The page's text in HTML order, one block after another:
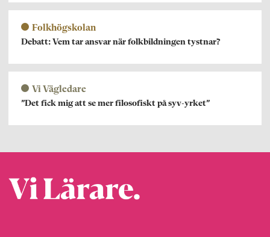
Folkhögskolan
Debatt: Vem tar ansvar när folkbildningen tystnar?
Vi Vägledare
”Det fick mig att se mer filosofiskt på syv-yrket”